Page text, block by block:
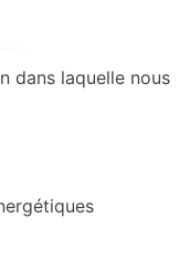
dans laquelle nous